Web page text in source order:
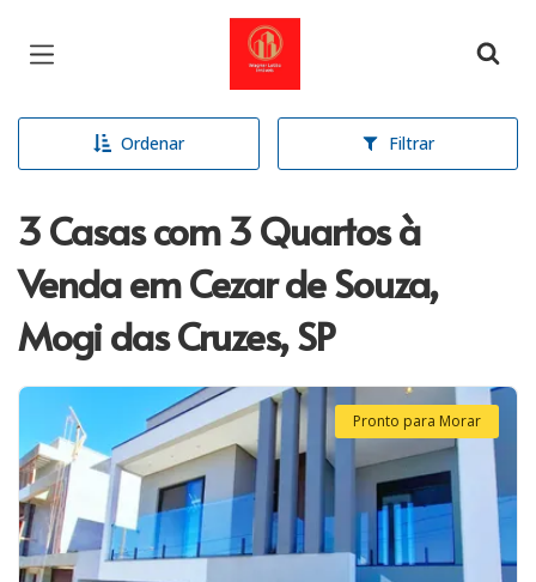
Página inicial
Ordenar Filtrar
3 Casas com 3 Quartos à
Venda em Cezar de Souza,
Mogi das Cruzes, SP
Pronto para Morar